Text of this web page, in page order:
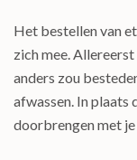
Het bestellen van
zich mee.
anders zou
afwassen. In plaats
doorbrengen met